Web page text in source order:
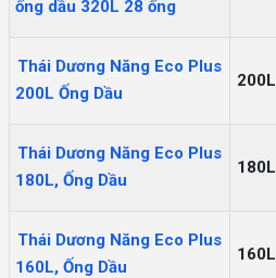
ống dầu 320L 28 ống
Thái Dương Năng Eco Plus
200L Ống Dầu
200L
Thái Dương Năng Eco Plus
180L, Ống Dầu
180L
Thái Dương Năng Eco Plus
160L, Ống Dầu
160L